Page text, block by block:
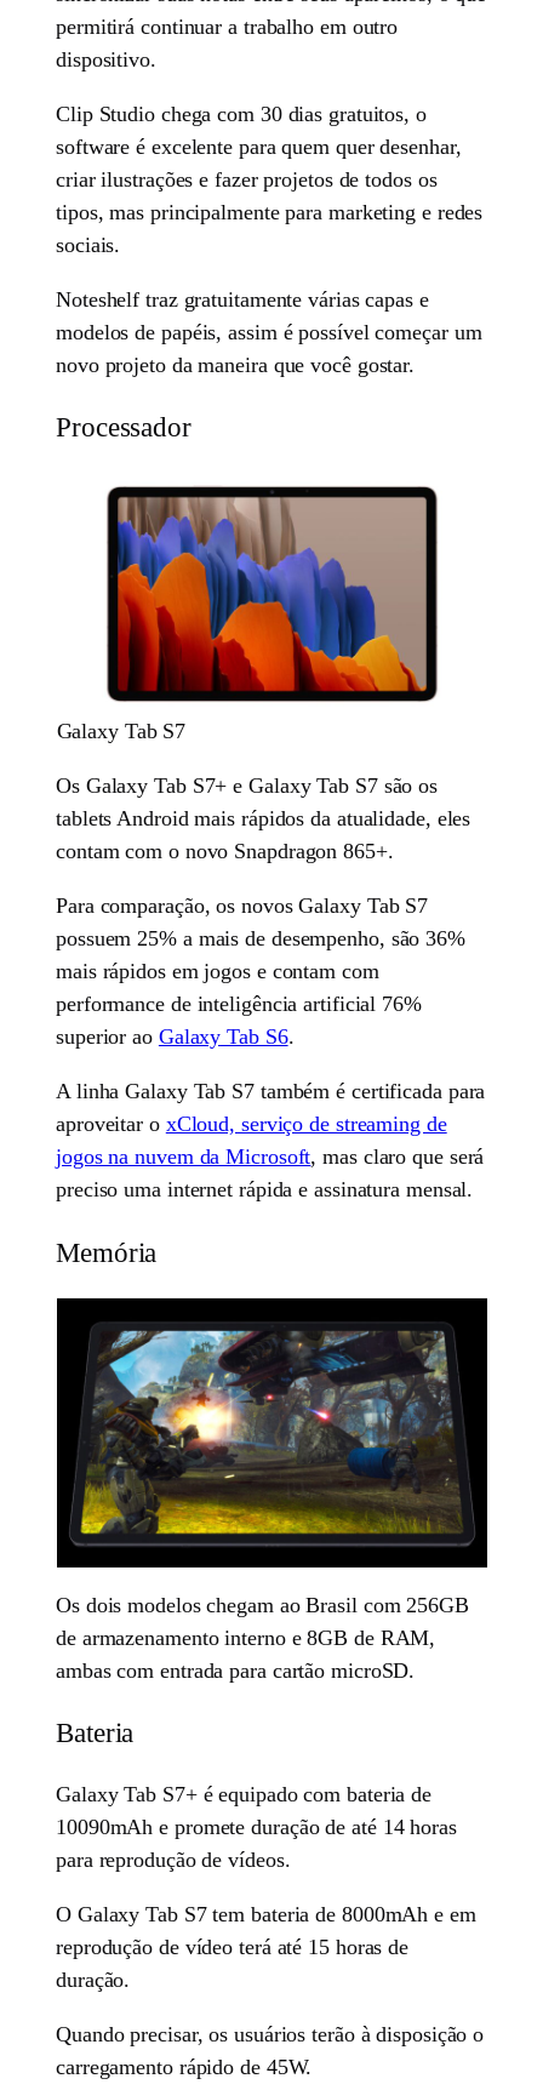
permitirá continuar a trabalho em outro
dispositivo.
Clip Studio chega com 30 dias gratuitos, o
software é excelente para quem quer desenhar,
criar ilustrações e fazer projetos de todos os
tipos, mas principalmente para marketing e redes
sociais.
Noteshelf traz gratuitamente várias capas e
modelos de papéis, assim é possível começar um
novo projeto da maneira que você gostar.
Processador
Galaxy Tab S7
Os Galaxy Tab S7+ e Galaxy Tab S7 são os
tablets Android mais rápidos da atualidade, eles
contam com o novo Snapdragon 865+.
Para comparação, os novos Galaxy Tab S7
possuem 25% a mais de desempenho, são 36%
mais rápidos em jogos e contam com
performance de inteligência artificial 76%
superior ao Galaxy Tab S6.
A linha Galaxy Tab S7 também é certificada para
aproveitar o xCloud, serviço de streaming de
jogos na nuvem da Microsoft, mas claro que será
preciso uma internet rápida e assinatura mensal.
Memória
Os dois modelos chegam ao Brasil com 256GB
de armazenamento interno e 8GB de RAM,
ambas com entrada para cartão microSD.
Bateria
Galaxy Tab S7+ é equipado com bateria de
10090mAh e promete duração de até 14 horas
para reprodução de vídeos.
O Galaxy Tab S7 tem bateria de 8000mAh e em
reprodução de vídeo terá até 15 horas de
duração.
Quando precisar, os usuários terão à disposição o
carregamento rápido de 45W.